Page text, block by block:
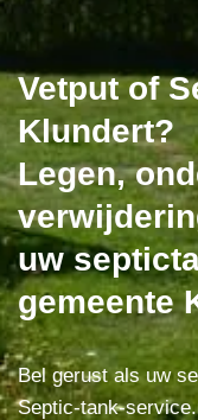
Vetput of
Klundert?
Legen,
uw
gemeente
Bel gerust als uw
Septic-tank-